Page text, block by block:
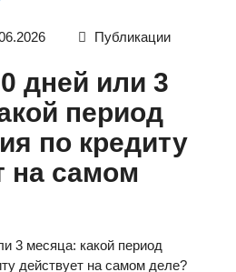
Публикации
дней или 3
период
по кредиту
на самом